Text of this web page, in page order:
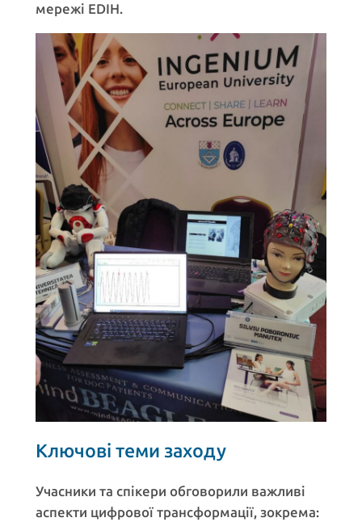
мережі EDIH.
Ключові теми заходу
Учасники та спікери обговорили важливі
аспекти цифрової трансформації, зокрема: